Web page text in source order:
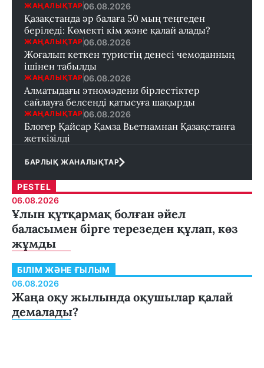
ЖАҢАЛЫҚТАР 06.08.2026
Қазақстанда әр балаға 50 мың теңгеден
беріледі: Көмекті кім және қалай алады?
ЖАҢАЛЫҚТАР 06.08.2026
Жоғалып кеткен туристің денесі чемоданның
ішінен табылды
ЖАҢАЛЫҚТАР 06.08.2026
Алматыдағы этномәдени бірлестіктер
сайлауға белсенді қатысуға шақырды
ЖАҢАЛЫҚТАР 06.08.2026
Блогер Қайсар Қамза Вьетнамнан Қазақстанға
жеткізілді
БАРЛЫҚ ЖАНАЛЫҚТАР
PESTEL
06.08.2026
Ұлын құтқармақ болған әйел
баласымен бірге терезеден құлап, көз
жұмды
БІЛІМ ЖӘНЕ ҒЫЛЫМ
06.08.2026
Жаңа оқу жылында оқушылар қалай
демалады?